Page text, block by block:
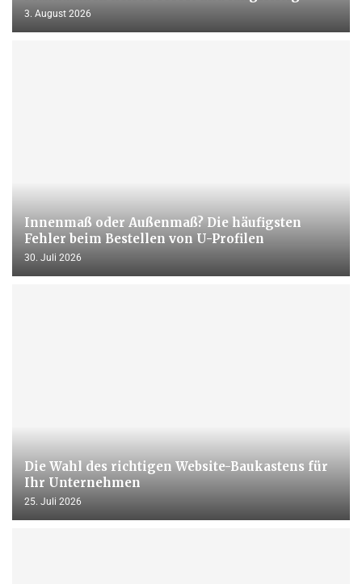
3. August 2026
Innenmaß oder Außenmaß? Die häufigsten
Fehler beim Bestellen von U-Profilen
30. Juli 2026
Die Wahl des richtigen Website-Baukastens für
Ihr Unternehmen
25. Juli 2026